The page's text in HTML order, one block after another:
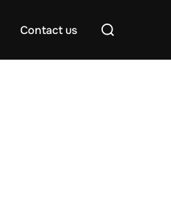
Contact us
Search